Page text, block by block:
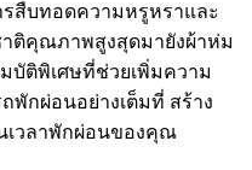
สืบทอดความหรูหราและ
ติคุณภาพสูงสุดมายังผ้าห่ม
บัติพิเศษที่ช่วยเพิ่มความ
กผ่อนอย่างเต็มที่ สร้าง
เวลาพักผ่อนของคุณ